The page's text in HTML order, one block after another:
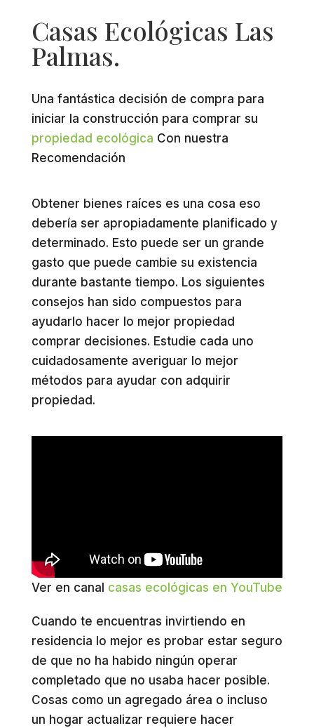
Casas Ecológicas Las
Palmas.
Una fantástica decisión de compra para
iniciar la construcción para comprar su
propiedad ecológica Con nuestra
Recomendación
Obtener bienes raíces es una cosa eso
debería ser apropiadamente planificado y
determinado. Esto puede ser un grande
gasto que puede cambie su existencia
durante bastante tiempo. Los siguientes
consejos han sido compuestos para
ayudarlo hacer lo mejor propiedad
comprar decisiones. Estudie ​​cada uno
cuidadosamente averiguar lo mejor
métodos para ayudar con adquirir
propiedad.
Ver en canal casas ecológicas en YouTube
Cuando te encuentras invirtiendo en
residencia lo mejor es probar estar seguro
de que no ha habido ningún operar
completado que no usaba hacer posible.
Cosas como un agregado área o incluso
un hogar actualizar requiere hacer